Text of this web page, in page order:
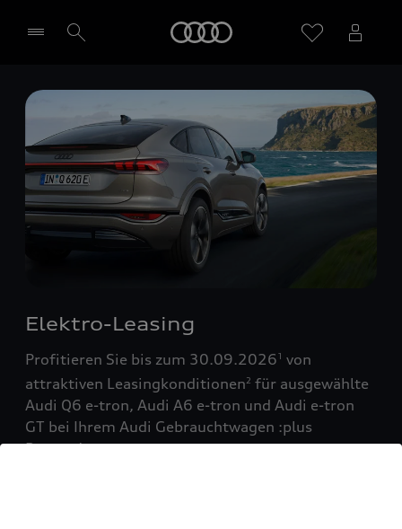
Händler wählen
Elektro-Leasing
Profitieren Sie bis zum 30.09.20261 von
attraktiven Leasingkonditionen2 für ausgewählte
Audi Q6 e-tron, Audi A6 e-tron und Audi e-tron
GT bei Ihrem Audi Gebrauchtwagen :plus
Partner!